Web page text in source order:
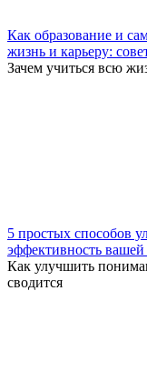
Как образование и
жизнь и карьеру:
Зачем учиться всю
5 простых способов
эффективность
Как улучшить
сводится